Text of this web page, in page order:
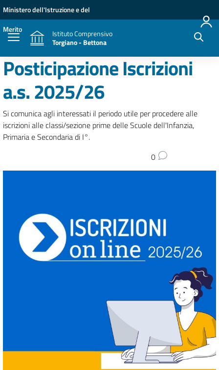
Vai ai contenuti
Vai al menu di navigazione
Vai al footer
Ministero dell'Istruzione e del
Merito
Istituto Comprensivo
Torgiano - Bettona
Posticipazione Iscrizioni
a.s. 2025/26
Si comunica agli interessati il periodo utile per procedere alle
iscrizioni alle classi/sezione prime delle Scuole dell'Infanzia,
Primaria e Secondaria di I°.
0